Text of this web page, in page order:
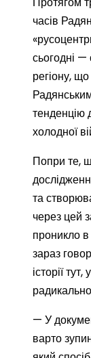
часів
сьогодні
регіону,
тенденцію
холодної
Попри те,
та
через цей
проникло
зараз
історії
— У
варто